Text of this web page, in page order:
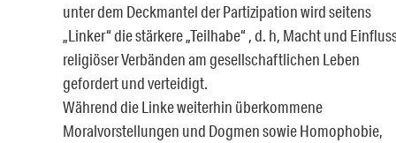
unter dem Deckmantel der Partizipation wird seitens
„Linker“ die stärkere „Teilhabe“ , d. h, Macht und
religiöser Verbänden am gesellschaftlichen Leben
gefordert und verteidigt.
Während die Linke weiterhin überkommene
Moralvorstellungen und Dogmen sowie Homophobie,